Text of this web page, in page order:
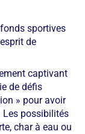
sportives
de
captivant
de défis
» pour avoir
Les possibilités
char à eau ou